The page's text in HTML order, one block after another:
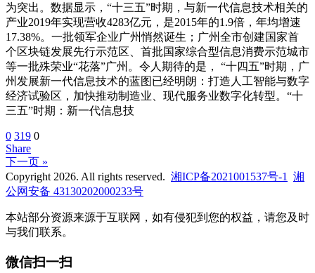
为突出。数据显示，“十三五”时期，与新一代信息技术相关的
产业2019年实现营收4283亿元，是2015年的1.9倍，年均增速
17.38%。一批领军企业广州悄然诞生；广州全市创建国家首
个区块链发展先行示范区、首批国家综合型信息消费示范城市
等一批殊荣业“花落”广州。令人期待的是， “十四五”时期，广
州发展新一代信息技术的蓝图已经明朗：打造人工智能与数字
经济试验区，加快推动制造业、现代服务业数字化转型。“十
三五”时期：新一代信息技
0 319 0
Share
下一页 »
Copyright 2026. All rights reserved. 湘ICP备2021001537号-1
湘
公网安备 43130202000233号
本站部分资源来源于互联网，如有侵犯到您的权益，请您及时
与我们联系。
微信扫一扫